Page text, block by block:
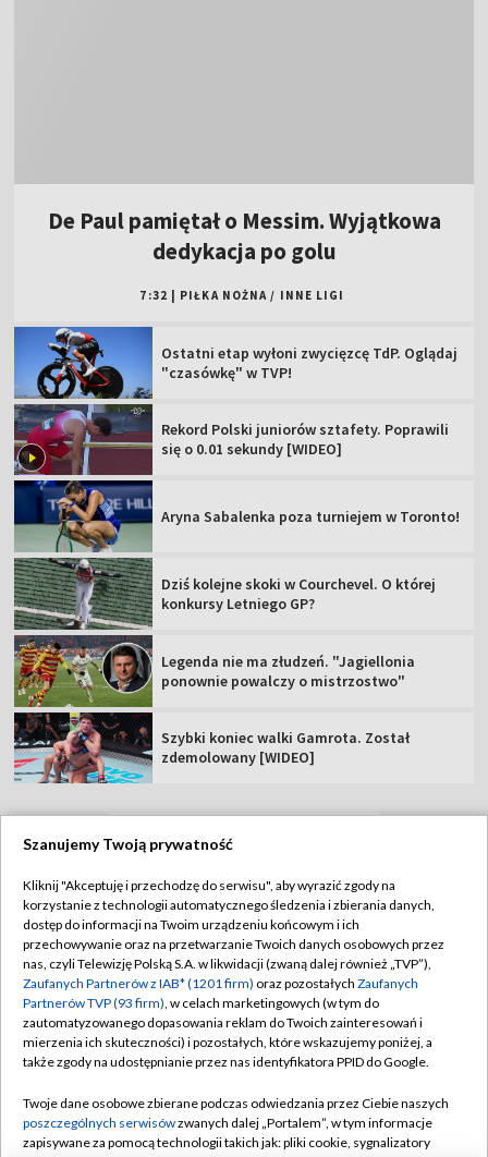
De Paul pamiętał o Messim. Wyjątkowa
dedykacja po golu
7:32 | PIŁKA NOŻNA / INNE LIGI
Ostatni etap wyłoni zwycięzcę TdP. Oglądaj
"czasówkę" w TVP!
Rekord Polski juniorów sztafety. Poprawili
się o 0.01 sekundy [WIDEO]
Aryna Sabalenka poza turniejem w Toronto!
Dziś kolejne skoki w Courchevel. O której
konkursy Letniego GP?
Legenda nie ma złudzeń. "Jagiellonia
ponownie powalczy o mistrzostwo"
Szybki koniec walki Gamrota. Został
zdemolowany [WIDEO]
Abonament TVP
Sklep TVP
Biuro Reklamy
Oferta Handlowa
Telegazeta ogłoszenia
Rada Programowa
Regulamin TVP
Polityka prywatności
Moje zgody
Biuro reklamy
Kontakt
Kanały
Szanujemy Twoją prywatność
Kliknij "Akceptuję i przechodzę do serwisu", aby wyrazić zgody na
korzystanie z technologii automatycznego śledzenia i zbierania danych,
dostęp do informacji na Twoim urządzeniu końcowym i ich
przechowywanie oraz na przetwarzanie Twoich danych osobowych przez
nas, czyli Telewizję Polską S.A. w likwidacji (zwaną dalej również „TVP”),
Zaufanych Partnerów z IAB* (1201 firm) oraz pozostałych Zaufanych
Partnerów TVP (93 firm), w celach marketingowych (w tym do
zautomatyzowanego dopasowania reklam do Twoich zainteresowań i
mierzenia ich skuteczności) i pozostałych, które wskazujemy poniżej, a
także zgody na udostępnianie przez nas identyfikatora PPID do Google.
Twoje dane osobowe zbierane podczas odwiedzania przez Ciebie naszych
poszczególnych serwisówzwanych dalej „Portalem”, w tym informacje
zapisywane za pomocą technologii takich jak: pliki cookie, sygnalizatory